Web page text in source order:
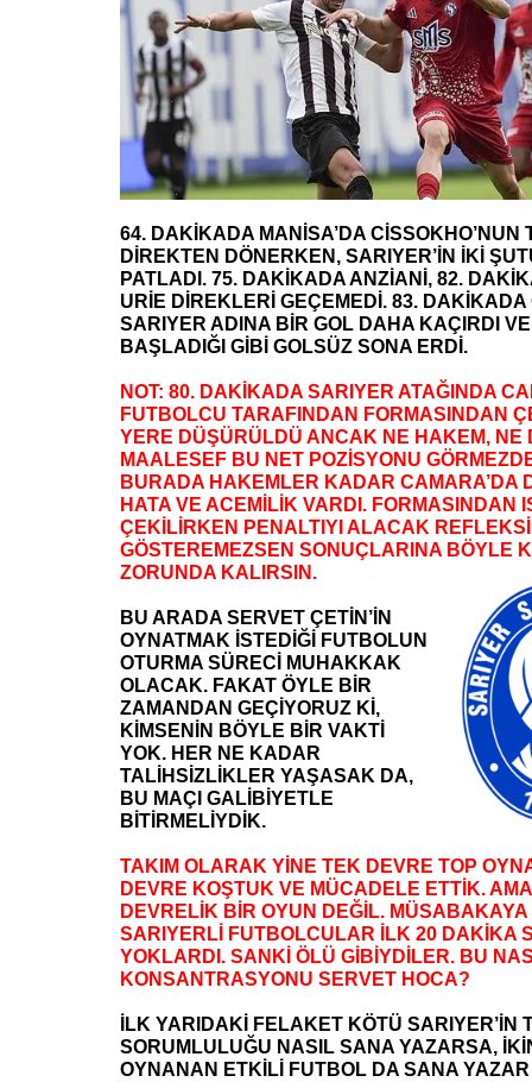
64. DAKİKADA MANİSA’DA CİSSOKHO’NUN
DİREKTEN DÖNERKEN, SARIYER’İN İKİ
PATLADI. 75. DAKİKADA ANZİANİ, 82.
URİE DİREKLERİ GEÇEMEDİ. 83.
SARIYER ADINA BİR GOL DAHA KAÇIRDI
BAŞLADIĞI GİBİ GOLSÜZ SONA ERDİ.
NOT: 80. DAKİKADA SARIYER ATAĞINDA
FUTBOLCU TARAFINDAN FORMASINDAN
YERE DÜŞÜRÜLDÜ ANCAK NE HAKEM, NE
MAALESEF BU NET POZİSYONU
BURADA HAKEMLER KADAR CAMARA’DA
HATA VE ACEMİLİK VARDI. FORMASINDAN
ÇEKİLİRKEN PENALTIYI ALACAK
GÖSTEREMEZSEN SONUÇLARINA BÖYLE
ZORUNDA KALIRSIN.
BU ARADA SERVET ÇETİN’İN
OYNATMAK İSTEDİĞİ FUTBOLUN
OTURMA SÜRECİ MUHAKKAK
OLACAK. FAKAT ÖYLE BİR
ZAMANDAN GEÇİYORUZ Kİ,
KİMSENİN BÖYLE BİR VAKTİ
YOK. HER NE KADAR
TALİHSİZLİKLER YAŞASAK DA,
BU MAÇI GALİBİYETLE
BİTİRMELİYDİK.
TAKIM OLARAK YİNE TEK DEVRE TOP
DEVRE KOŞTUK VE MÜCADELE ETTİK.
DEVRELİK BİR OYUN DEĞİL.
SARIYERLİ FUTBOLCULAR İLK 20 DAKİKA
YOKLARDI. SANKİ ÖLÜ GİBİYDİLER. BU
KONSANTRASYONU SERVET HOCA?
İLK YARIDAKİ FELAKET KÖTÜ SARIYER’İN
SORUMLULUĞU NASIL SANA YAZARSA,
OYNANAN ETKİLİ FUTBOL DA SANA